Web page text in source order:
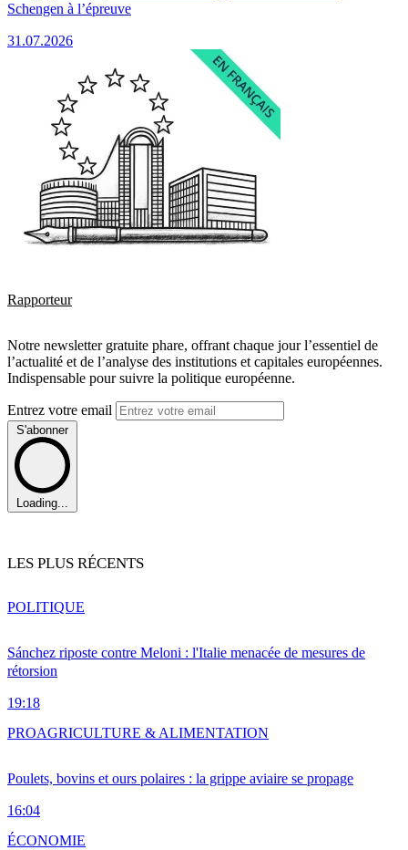
Schengen à l’épreuve
31.07.2026
Rapporteur
Notre newsletter gratuite phare, offrant chaque jour l’essentiel de
l’actualité et de l’analyse des institutions et capitales européennes.
Indispensable pour suivre la politique européenne.
Entrez votre email
S'abonner
Loading...
LES PLUS RÉCENTS
Sánchez riposte contre Meloni : l'Italie menacée de mesures de
rétorsion
19:18
POLITIQUE
Poulets, bovins et ours polaires : la grippe aviaire se propage
16:04
PROAGRICULTURE & ALIMENTATION
ÉCONOMIE